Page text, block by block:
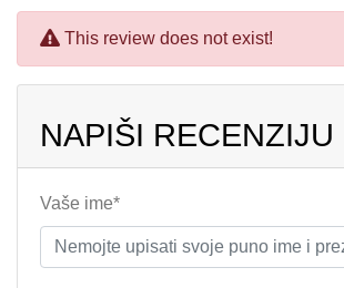
This review does not exist!
NAPIŠI RECENZIJU
Vaše ime*